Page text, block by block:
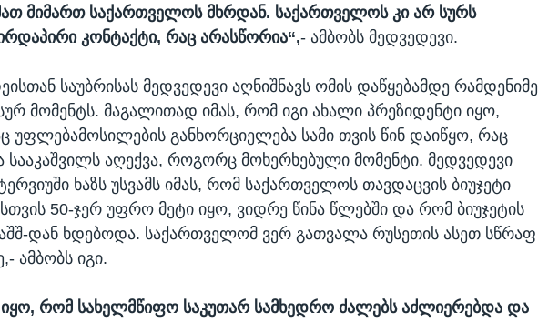
მიმართ საქართველოს მხრდან. საქართველოს კი არ სურს
კონტაქტი, რაც არასწორია“,- ამბობს მედვედევი.
საუბრისას მედვედევი აღნიშნავს ომის დაწყებამდე რამდენიმე
მომენტს. მაგალითად იმას, რომ იგი ახალი პრეზიდენტი იყო,
უფლებამოსილების განხორციელება სამი თვის წინ დაიწყო, რაც
სააკაშვილს აღექვა, როგორც მოხერხებული მომენტი. მედვედევი
ხაზს უსვამს იმას, რომ საქართველოს თავდაცვის ბიუჯეტი
50-ჯერ უფრო მეტი იყო, ვიდრე წინა წლებში და რომ ბიუჯეტის
დან ხდებოდა. საქართველომ ვერ გათვალა რუსეთის ასეთ სწრაფ
ამბობს იგი.
რომ სახელმწიფო საკუთარ სამხედრო ძალებს აძლიერებდა და